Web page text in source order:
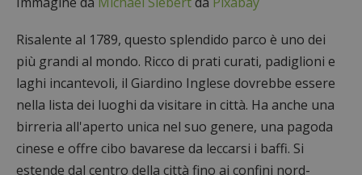
Risalente al 1789, questo splendido parco è uno dei
più grandi al mondo. Ricco di prati curati, padiglioni e
laghi incantevoli, il Giardino Inglese dovrebbe essere
nella lista dei luoghi da visitare in città. Ha anche una
birreria all'aperto unica nel suo genere, una pagoda
cinese e offre cibo bavarese da leccarsi i baffi. Si
estende dal centro della città fino ai confini nord-